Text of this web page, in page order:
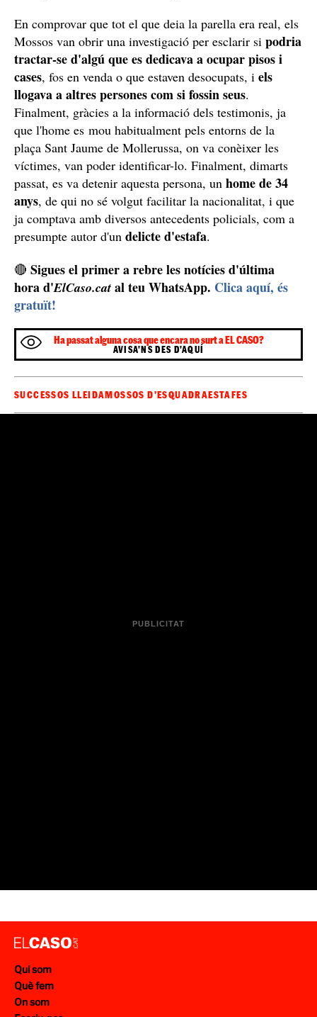
En comprovar que tot el que deia la parella era real, els
Mossos van obrir una investigació per esclarir si podria
tractar-se d'algú que es dedicava a ocupar pisos i
cases, fos en venda o que estaven desocupats, i els
llogava a altres persones com si fossin seus.
Finalment, gràcies a la informació dels testimonis, ja
que l'home es mou habitualment pels entorns de la
plaça Sant Jaume de Mollerussa, on va conèixer les
víctimes, van poder identificar-lo. Finalment, dimarts
passat, es va detenir aquesta persona, un home de 34
anys, de qui no sé volgut facilitar la nacionalitat, i que
ja comptava amb diversos antecedents policials, com a
presumpte autor d'un delicte d'estafa.
🔴 Sigues el primer a rebre les notícies d'última
hora d'ElCaso.cat al teu WhatsApp. Clica aquí, és
gratuït!
Ha passat alguna cosa que encara no surt a EL CASO?
AVISA'NS DES D'AQUÍ
SUCCESSOS LLEIDAMOSSOS D'ESQUADRAESTAFES
Qui som
Què fem
On som